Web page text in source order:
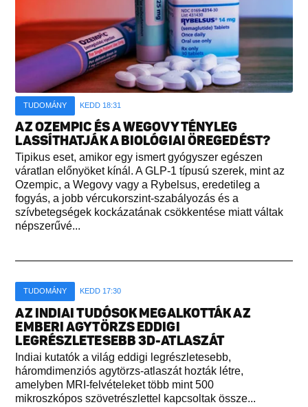
TUDOMÁNY KEDD 18:31
AZ OZEMPIC ÉS A WEGOVY TÉNYLEG
LASSÍTHATJÁK A BIOLÓGIAI ÖREGEDÉST?
Tipikus eset, amikor egy ismert gyógyszer egészen
váratlan előnyöket kínál. A GLP-1 típusú szerek, mint az
Ozempic, a Wegovy vagy a Rybelsus, eredetileg a
fogyás, a jobb vércukorszint-szabályozás és a
szívbetegségek kockázatának csökkentése miatt váltak
népszerűvé...
TUDOMÁNY KEDD 17:30
AZ INDIAI TUDÓSOK MEGALKOTTÁK AZ
EMBERI AGYTÖRZS EDDIGI
LEGRÉSZLETESEBB 3D-ATLASZÁT
Indiai kutatók a világ eddigi legrészletesebb,
háromdimenziós agytörzs-atlaszát hozták létre,
amelyben MRI-felvételeket több mint 500
mikroszkópos szövetrészlettel kapcsoltak össze...